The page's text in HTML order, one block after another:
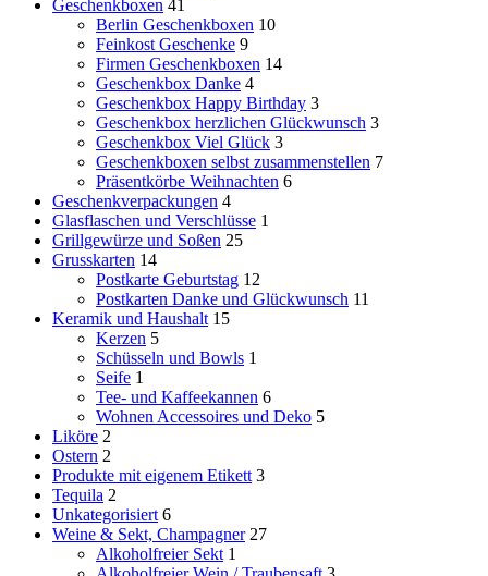
Geschenkboxen 41
Berlin Geschenkboxen 10
Feinkost Geschenke 9
Firmen Geschenkboxen 14
Geschenkbox Danke 4
Geschenkbox Happy Birthday 3
Geschenkbox herzlichen Glückwunsch 3
Geschenkbox Viel Glück 3
Geschenkboxen selbst zusammenstellen 7
Präsentkörbe Weihnachten 6
Geschenkverpackungen 4
Glasflaschen und Verschlüsse 1
Grillgewürze und Soßen 25
Grusskarten 14
Postkarte Geburtstag 12
Postkarten Danke und Glückwunsch 11
Keramik und Haushalt 15
Kerzen 5
Schüsseln und Bowls 1
Seife 1
Tee- und Kaffeekannen 6
Wohnen Accessoires und Deko 5
Liköre 2
Ostern 2
Produkte mit eigenem Etikett 3
Tequila 2
Unkategorisiert 6
Weine & Sekt, Champagner 27
Alkoholfreier Sekt 1